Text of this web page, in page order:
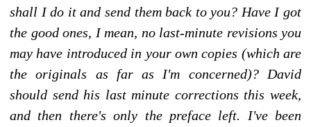
shall I do it and send them back to you? Have I got
the good ones, I mean, no last-minute revisions you
may have introduced in your own copies (which are
the originals as far as I'm concerned)? David
should send his last minute corrections this week,
and then there's only the preface left. I've been